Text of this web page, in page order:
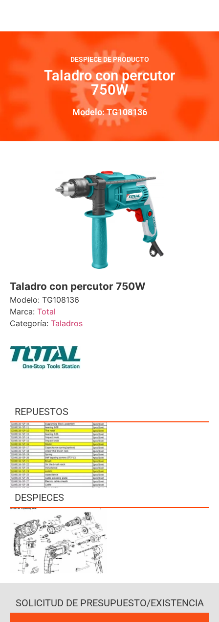
DESPIECE DE PRODUCTO
Taladro con percutor
750W
Modelo: TG108136
Taladro con percutor 750W
Modelo: TG108136
Marca: Total
Categoría: Taladros
REPUESTOS
DESPIECES
SOLICITUD DE PRESUPUESTO/EXISTENCIA